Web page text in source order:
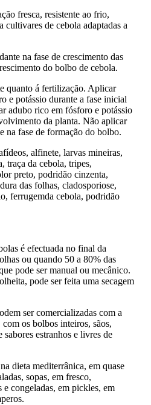
fresca, resistente ao frio,
cultivares de cebola adaptadas a
na fase de crescimento das
do bolbo de cebola.
quanto á fertilização. Aplicar
e potássio durante a fase inicial
adubo rico em fósforo e potássio
da planta. Não aplicar
na fase de formação do bolbo.
alfinete, larvas mineiras,
traça da cebola, tripes,
preto, podridão cinzenta,
das folhas, cladosporiose,
ferrugemda cebola, podridão
é efectuada no final da
ou quando 50 a 80% das
pode ser manual ou mecânico.
pode ser feita uma secagem
ser comercializadas com a
os bolbos inteiros, sãos,
sabores estranhos e livres de
dieta mediterrânica, em quase
sopas, em fresco,
e congeladas, em pickles, em